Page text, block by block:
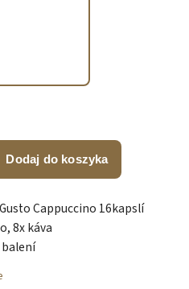
Dodaj do koszyka
Cappuccino 16kapslí
8x káva